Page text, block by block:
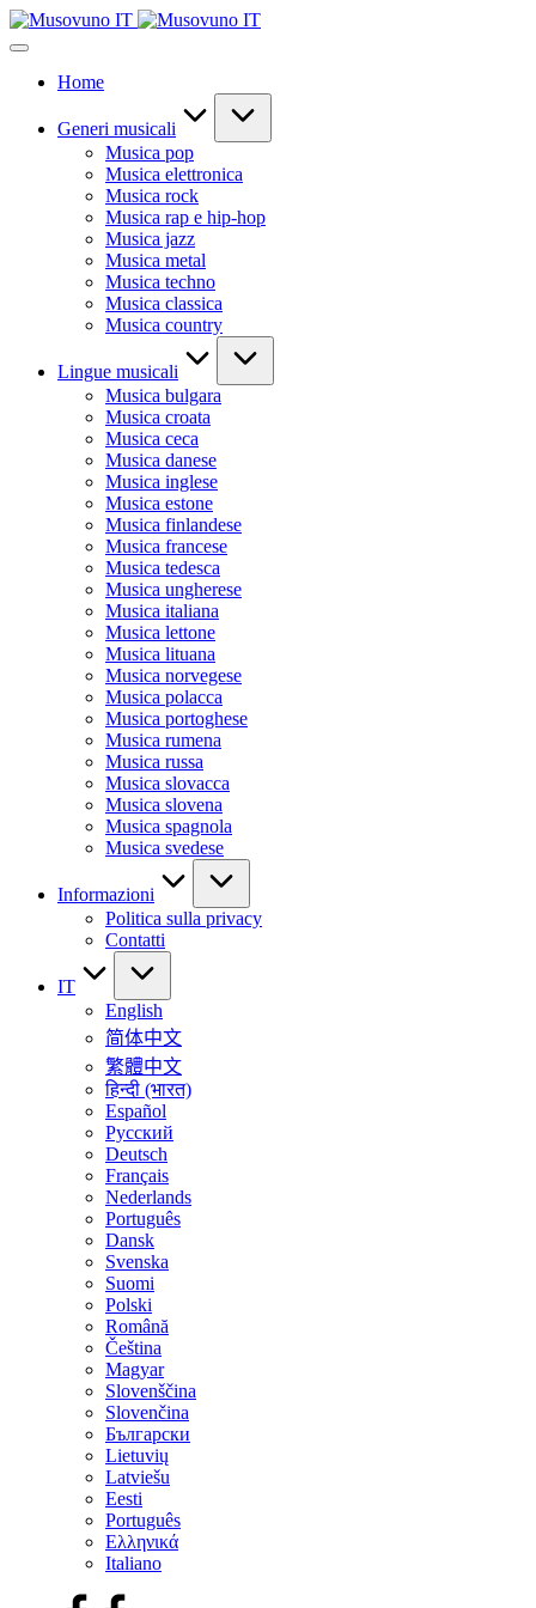
Skip
to
Home
Generi musicali
Musica pop
Musica elettronica
Musica rock
Musica rap e hip-hop
Musica jazz
Musica metal
Musica techno
Musica classica
Musica country
Lingue musicali
Musica bulgara
Musica croata
Musica ceca
Musica danese
Musica inglese
Musica estone
Musica finlandese
Musica francese
Musica tedesca
Musica ungherese
Musica italiana
Musica lettone
Musica lituana
Musica norvegese
Musica polacca
Musica portoghese
Musica rumena
Musica russa
Musica slovacca
Musica slovena
Musica spagnola
Musica svedese
Informazioni
Politica sulla privacy
Contatti
IT
English
简体中文
繁體中文
हिन्दी (भारत)
Español
Русский
Deutsch
Français
Nederlands
Português
Dansk
Svenska
Suomi
Polski
Română
Čeština
Magyar
Slovenščina
Slovenčina
Български
Lietuvių
Latviešu
Eesti
Português
Ελληνικά
Italiano
Facebook